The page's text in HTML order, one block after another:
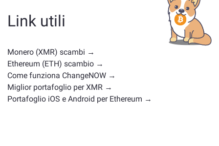
comuni includono altre criptovalute con casi d'uso o
posizioni di mercato simili. Controlla tutti gli asset
pagina principale di
scambio.
Link utili
Monero (XMR) scambi →
Ethereum (ETH) scambio →
Come funziona ChangeNOW →
Miglior portafoglio per XMR →
Portafoglio iOS e Android per Ethereum →